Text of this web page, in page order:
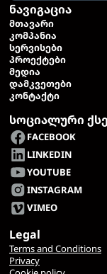
ნავიგაცია
ᲛᲗᲐᲕᲐᲠᲘ
ᲙᲝᲛᲞᲐᲜᲘᲐ
ᲡᲔᲠᲕᲘᲡᲔᲑᲘ
ᲞᲠᲝᲔᲥᲢᲔᲑᲘ
ᲛᲔᲓᲘᲐ
ᲓᲐᲛᲙᲕᲔᲗᲔᲑᲘ
ᲙᲝᲜᲢᲐᲥᲢᲘ
სოციალური
FACEBOOK
LINKEDIN
YOUTUBE
INSTAGRAM
VIMEO
Legal
Terms and Conditions
Privacy